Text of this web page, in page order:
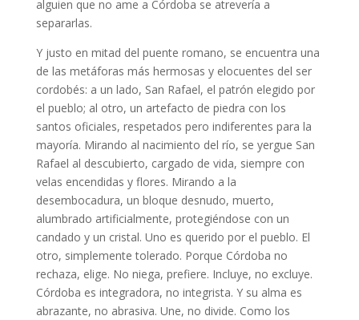
alguien que no ame a Córdoba se atrevería a
separarlas.
Y justo en mitad del puente romano, se encuentra una
de las metáforas más hermosas y elocuentes del ser
cordobés: a un lado, San Rafael, el patrón elegido por
el pueblo; al otro, un artefacto de piedra con los
santos oficiales, respetados pero indiferentes para la
mayoría. Mirando al nacimiento del río, se yergue San
Rafael al descubierto, cargado de vida, siempre con
velas encendidas y flores. Mirando a la
desembocadura, un bloque desnudo, muerto,
alumbrado artificialmente, protegiéndose con un
candado y un cristal. Uno es querido por el pueblo. El
otro, simplemente tolerado. Porque Córdoba no
rechaza, elige. No niega, prefiere. Incluye, no excluye.
Córdoba es integradora, no integrista. Y su alma es
abrazante, no abrasiva. Une, no divide. Como los